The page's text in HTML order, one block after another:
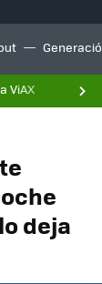
ViAX
deja